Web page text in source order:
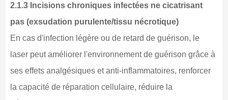
2.1.3 Incisions chroniques infectées ne cicatrisant
pas (exsudation purulente/tissu nécrotique)
En cas d'infection légère ou de retard de guérison, le
laser peut améliorer l'environnement de guérison grâce à
ses effets analgésiques et anti-inflammatoires, renforcer
la capacité de réparation cellulaire, réduire la